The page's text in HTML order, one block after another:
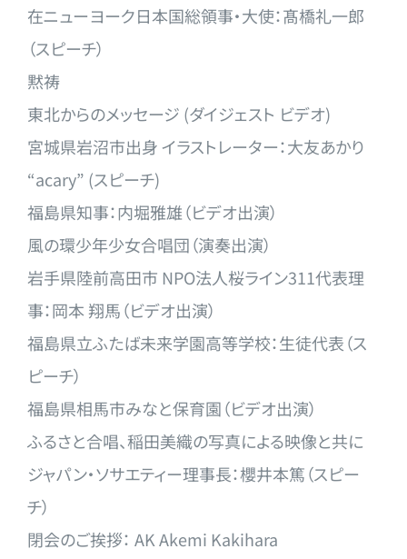
在ニューヨーク日本国総領事・大使：髙橋礼一郎
（スピーチ）
黙祷
東北からのメッセージ (ダイジェスト ビデオ)
宮城県岩沼市出身 イラストレーター：大友あかり
“acary” (スピーチ)
福島県知事：内堀雅雄（ビデオ出演）
風の環少年少女合唱団（演奏出演）
岩手県陸前高田市 NPO法人桜ライン311代表理
事：岡本 翔馬（ビデオ出演）
福島県立ふたば未来学園高等学校：生徒代表（ス
ピーチ）
福島県相馬市みなと保育園（ビデオ出演）
ふるさと合唱、稲田美織の写真による映像と共に
ジャパン・ソサエティー理事長：櫻井本篤（スピー
チ）
閉会のご挨拶： AK Akemi Kakihara